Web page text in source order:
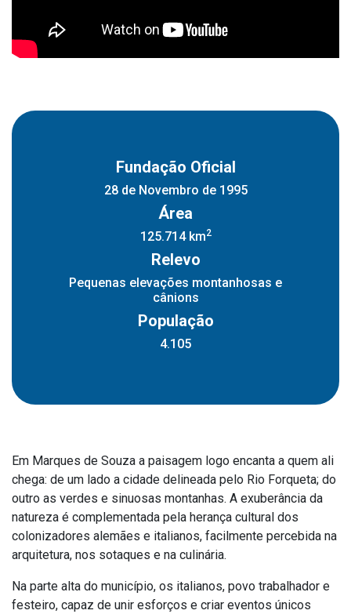
Instruções Normativas
Licitações
Portal da Transparência
Radar da Transparência
Cespro
Downloads
Contato
Página Inicial
Fundação Oficial
28 de Novembro de 1995
Área
125.714 km2
Relevo
Pequenas elevações montanhosas e
cânions
População
4.105
Em Marques de Souza a paisagem logo encanta a quem ali
chega: de um lado a cidade delineada pelo Rio Forqueta; do
outro as verdes e sinuosas montanhas. A exuberância da
natureza é complementada pela herança cultural dos
colonizadores alemães e italianos, facilmente percebida na
arquitetura, nos sotaques e na culinária.
Na parte alta do município, os italianos, povo trabalhador e
festeiro, capaz de unir esforços e criar eventos únicos